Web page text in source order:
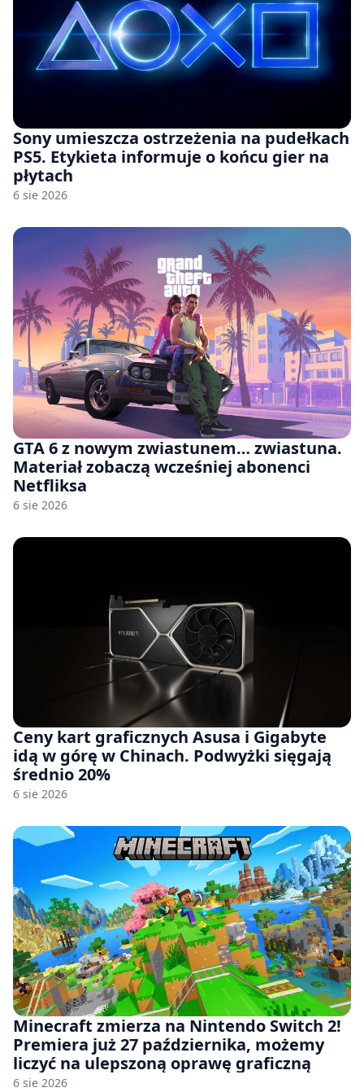
Sony umieszcza ostrzeżenia na pudełkach
PS5. Etykieta informuje o końcu gier na
płytach
6 sie 2026
GTA 6 z nowym zwiastunem… zwiastuna.
Materiał zobaczą wcześniej abonenci
Netfliksa
6 sie 2026
Ceny kart graficznych Asusa i Gigabyte
idą w górę w Chinach. Podwyżki sięgają
średnio 20%
6 sie 2026
Minecraft zmierza na Nintendo Switch 2!
Premiera już 27 października, możemy
liczyć na ulepszoną oprawę graficzną
6 sie 2026